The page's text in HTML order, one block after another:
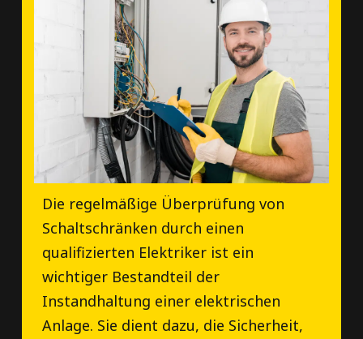
Die regelmäßige Überprüfung von
Schaltschränken durch einen
qualifizierten Elektriker ist ein
wichtiger Bestandteil der
Instandhaltung einer elektrischen
Anlage. Sie dient dazu, die Sicherheit,